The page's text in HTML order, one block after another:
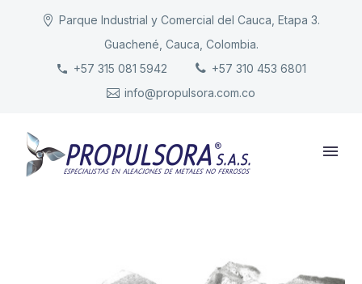
Parque Industrial y Comercial del Cauca, Etapa 3.
Guachené, Cauca, Colombia.
+57 315 081 5942
+57 310 453 6801
info@propulsora.com.co
INICIO
PRODUCTOS